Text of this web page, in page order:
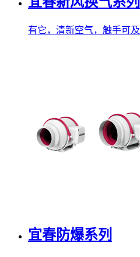
有它，清新空气，触手可及
宜春防爆系列